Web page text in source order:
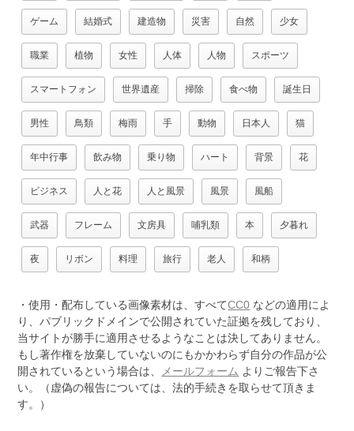
ゲーム 結婚式 建造物 災害 自然 少女
職業 植物 女性 人体 人物 スポーツ
スマートフォン 世界遺産 掃除 食べ物 誕生日
男性 鳥類 梅雨 手 動物 日本人 猫
年中行事 飲み物 乗り物 ハート 背景 花
ビジネス 人と花 人と風景 風景 風船
武器 フレーム 文房具 哺乳類 本 夕暮れ
夜 リボン 料理 旅行 老人 和柄
・使用・配布している画像素材は、すべてCC0 などの適用によ
り、パブリックドメインで公開されていた証拠を残しており、
当サイトが勝手に適用させるようなことは決してありません。
もし著作権を放棄していないのにもかかわらず自分の作品が公
開されているという場合は、
メールフォーム よりご報告下さ
い。（虚偽の報告については、法的手続きを取らせて頂きま
す。）